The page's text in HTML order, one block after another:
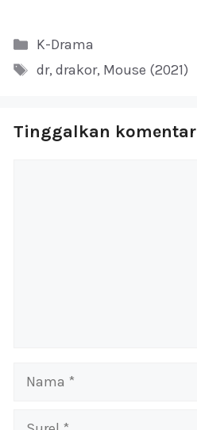
Kategori
K-Drama
Tag
dr, drakor, Mouse (2021)
Tinggalkan komentar
Nama
Surel